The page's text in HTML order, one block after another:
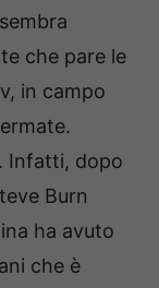
che pare le
in campo
Infatti, dopo
Burn
ha avuto
che è